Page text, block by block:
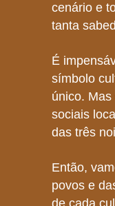
cenário e
tanta
É
símbolo
único.
sociais
das três
Então,
povos e
de cada